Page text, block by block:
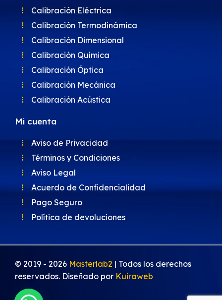
Calibración Eléctrica
Calibración Termodinámica
Calibración Dimensional
Calibración Química
Calibración Óptica
Calibración Mecánica
Calibración Acústica
Mi cuenta
Aviso de Privacidad
Términos y Condiciones
Aviso Legal
Acuerdo de Confidencialidad
Pago Seguro
Política de devoluciones
© 2019 - 2026 Masterlab2 | Todos los derechos
reservados. Diseñado por Kuiraweb